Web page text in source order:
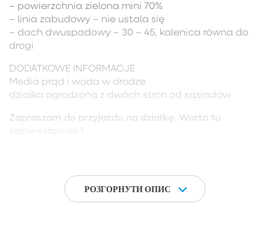
– powierzchnia zielona mini 70%
– linia zabudowy – nie ustala się
– dach dwuspadowy – 30 – 45, kalenica równa do
drogi
DODATKOWE INFORMACJE
Media prąd i woda w drodze
działka ogrodzona z dwóch stron od sąsiadów
Zapraszam do przyjazdu na działkę. Warto tu
– 0% prowizji od kupującego i żadnych dodatkowych
oraz ukrytych kosztów
– gwarantujemy bezpieczny zakup i najlepszą cenę
РОЗГОРНУТИ ОПИС